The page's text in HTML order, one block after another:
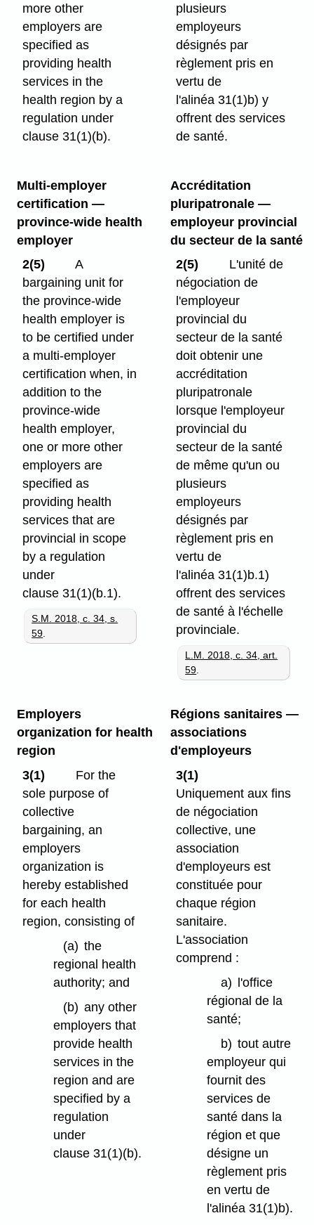
more other
employers are
specified as
providing health
services in the
health region by a
regulation under
clause 31(1)⁠(b).
plusieurs
employeurs
désignés par
règlement pris en
vertu de
l'alinéa 31(1)b) y
offrent des services
de santé.
Multi-employer
certification —
province-wide health
employer
2(5)
A
bargaining unit for
the province-wide
health employer is
to be certified under
a multi-employer
certification when, in
addition to the
province-wide
health employer,
one or more other
employers are
specified as
providing health
services that are
provincial in scope
by a regulation
under
clause 31(1)⁠(b.1).
S.M. 2018, c. 34, s.
59.
Accréditation
pluripatronale —
employeur provincial
du secteur de la santé
2(5)
L'unité de
négociation de
l'employeur
provincial du
secteur de la santé
doit obtenir une
accréditation
pluripatronale
lorsque l'employeur
provincial du
secteur de la santé
de même qu'un ou
plusieurs
employeurs
désignés par
règlement pris en
vertu de
l'alinéa 31(1)b.1)
offrent des services
de santé à l'échelle
provinciale.
L.M. 2018, c. 34, art.
59.
Employers
organization for health
region
3(1)
For the
sole purpose of
collective
bargaining, an
employers
organization is
hereby established
for each health
region, consisting of
(a) the
regional health
authority; and
(b) any other
employers that
provide health
services in the
region and are
specified by a
regulation
under
clause 31(1)⁠(b).
Régions sanitaires —
associations
d'employeurs
3(1)
Uniquement aux fins
de négociation
collective, une
association
d'employeurs est
constituée pour
chaque région
sanitaire.
L'association
comprend :
a)
l'office
régional de la
santé;
b) tout autre
employeur qui
fournit des
services de
santé dans la
région et que
désigne un
règlement pris
en vertu de
l'alinéa 31(1)b).